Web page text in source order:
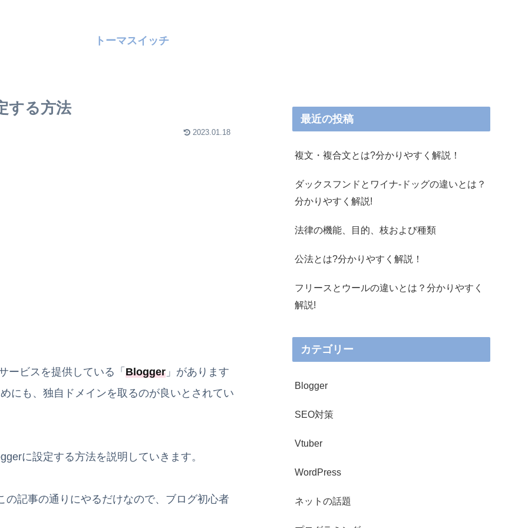
トーマスイッチ
する方法
2023.01.18
ービスを提供している「 Blogger 」があります
にも、独自ドメインを取るのが良いとされてい
に設定する方法を説明していきます。
記事の通りにやるだけなので、ブログ初心者
最近の投稿
複文・複合文とは?分かりやすく解説！
ダックスフンドとワイナ-ドッグの違いとは？
分かりやすく解説!
法律の機能、目的、枝および種類
公法とは?分かりやすく解説！
フリースとウールの違いとは？分かりやすく
解説!
カテゴリー
Blogger
SEO対策
Vtuber
WordPress
ネットの話題